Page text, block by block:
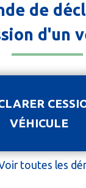
de
d'un
VÉHICULE
toutes les